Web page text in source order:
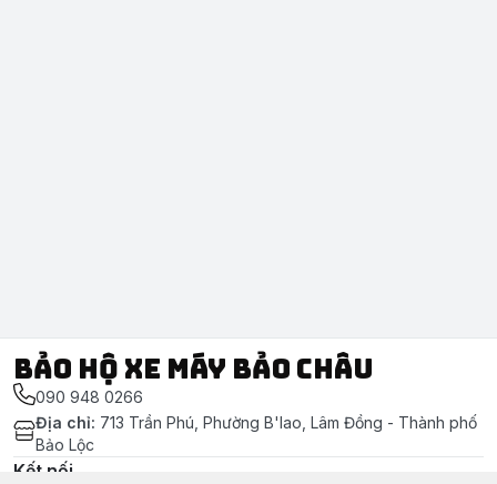
Bảo Hộ Xe Máy Bảo Châu
090 948 0266
Địa chỉ: 713 Trần Phú, Phường B'lao, Lâm Đồng - Thành phố
Bảo Lộc
Kết nối